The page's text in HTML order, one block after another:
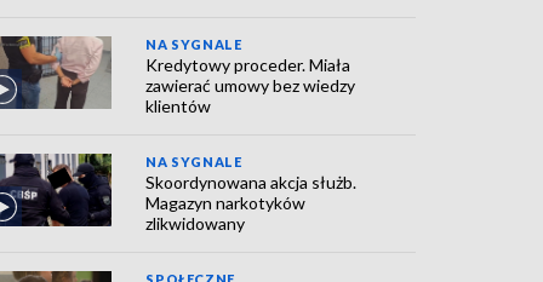
NA SYGNALE
Kredytowy proceder. Miała
zawierać umowy bez wiedzy
klientów
NA SYGNALE
Skoordynowana akcja służb.
Magazyn narkotyków
zlikwidowany